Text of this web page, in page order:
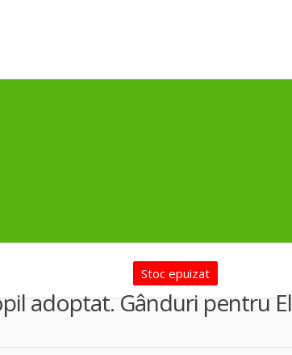
Stoc epuizat
adoptat. Gânduri pentru